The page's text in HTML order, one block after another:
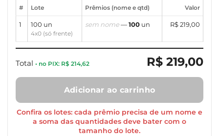
# Lote Prêmios (nome e qtd) Valor
1 100 un
4x0 (só frente)
sem nome—100 un R$ 219,00
Total • no PIX: R$ 214,62 R$ 219,00
Adicionar ao carrinho
Confira os lotes: cada prêmio precisa de um nome e
a soma das quantidades deve bater com o
tamanho do lote.